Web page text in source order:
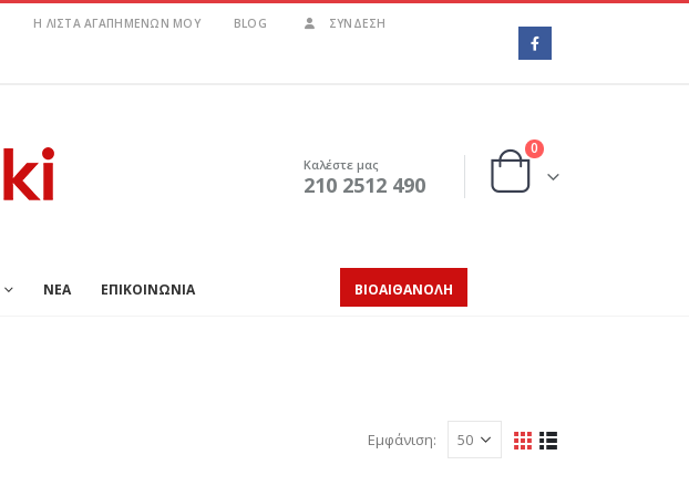
Η ΛΊΣΤΑ ΑΓΑΠΗΜΈΝΩΝ ΜΟΥ BLOG ΣΎΝΔΕΣΗ
Καλέστε μας
210 2512 490
0
ΝΕΑ ΕΠΙΚΟΙΝΩΝΙΑ ΒΙΟΑΙΘΑΝΟΛΗ
Εμφάνιση: